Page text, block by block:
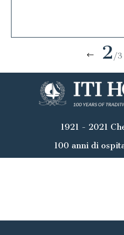
2 /3
1921 - 2021
100 anni di